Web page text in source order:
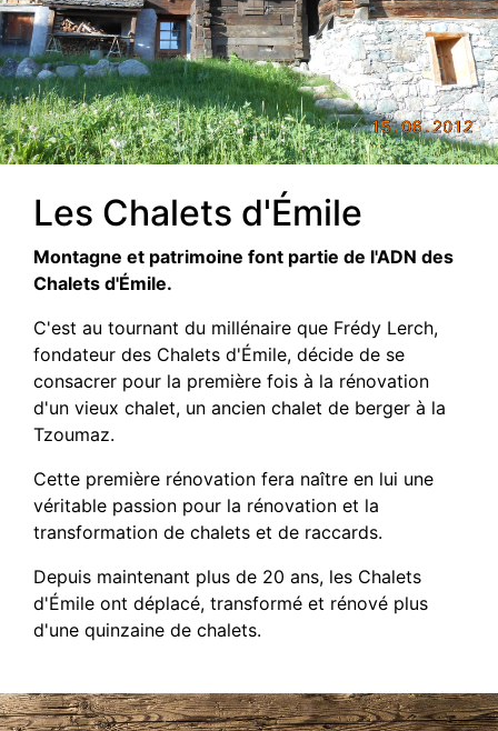
Les Chalets d'Émile
Montagne et patrimoine font partie de l'ADN des
Chalets d'Émile.
C'est au tournant du millénaire que Frédy Lerch,
fondateur des Chalets d'Émile, décide de se
consacrer pour la première fois à la rénovation
d'un vieux chalet, un ancien chalet de berger à la
Tzoumaz.
Cette première rénovation fera naître en lui une
véritable passion pour la rénovation et la
transformation de chalets et de raccards.
Depuis maintenant plus de 20 ans, les Chalets
d'Émile ont déplacé, transformé et rénové plus
d'une quinzaine de chalets.